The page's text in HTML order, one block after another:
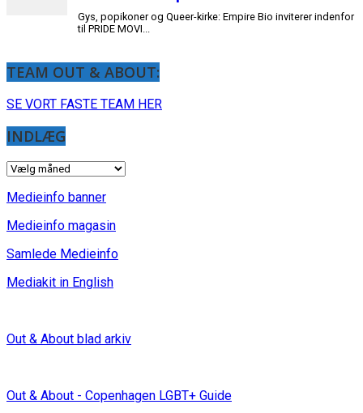
Gys, popikoner og Queer-kirke: Empire Bio inviterer indenfor
til PRIDE MOVI...
TEAM OUT & ABOUT:
SE VORT FASTE TEAM HER
INDLÆG
INDLÆG
Medieinfo banner
Medieinfo magasin
Samlede Medieinfo
Mediakit in English
Out & About blad arkiv
Out & About - Copenhagen LGBT+ Guide